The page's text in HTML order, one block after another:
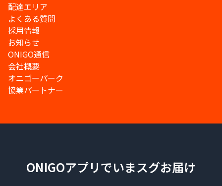
配達エリア
よくある質問
採用情報
お知らせ
ONIGO通信
会社概要
オニゴーパーク
協業パートナー
ONIGOアプリでいまスグお届け